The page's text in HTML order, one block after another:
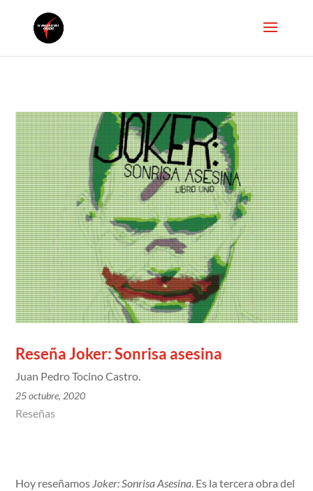
Reseña Joker: Sonrisa asesina
Juan Pedro Tocino Castro.
25 octubre, 2020
Reseñas
Hoy reseñamos Joker: Sonrisa Asesina. Es la tercera obra del